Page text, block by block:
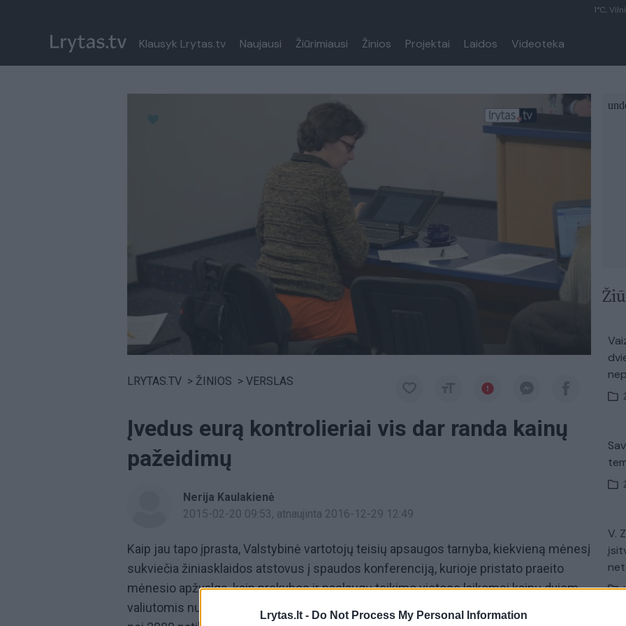
Lrytas.lt - Do Not Process My Personal Information
1°C,
Klausyk Lrytas.tv Naujausi Žiūrimiausi Žinios Projektai Laidos Videoteka
LRYTAS.TV > ŽINIOS > VERSLAS
Įvedus eurą kontrolieriai vis dar randa kainų
pažeidimų
Nerija Kaulakienė
2015-02-20 09:53, atnaujinta 2016-12-29 12:49
Kaip jau tapo įprasta, Valstybinė vartotojų teisių apsaugos tarnyba, kiekvieną mėnesį
sukviečia žiniasklaidos atstovus į spaudos konferenciją, kurioje pristato praeito
mėnesio apžvalgą, kaip prekybos ir paslaugų teikimo vietose laikomsi kainų dviem
valiutomis nurodymo. Pirmąjį šių metų mėnesį priežiūros institucijos atliko daugiau
V.